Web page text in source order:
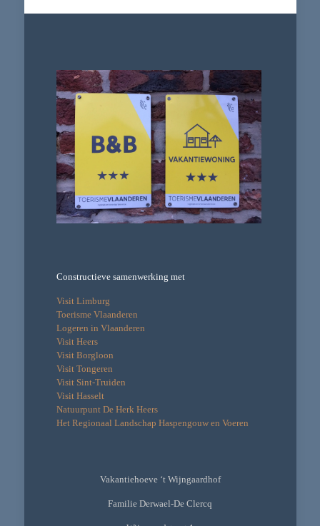
Constructieve samenwerking met
Visit Limburg
Toerisme Vlaanderen
Logeren in Vlaanderen
Visit Heers
Visit Borgloon
Visit Tongeren
Visit Sint-Truiden
Visit Hasselt
Natuurpunt De Herk Heers
Het Regionaal Landschap Haspengouw en Voeren
Vakantiehoeve ‘t Wijngaardhof
Familie Derwael-De Clercq